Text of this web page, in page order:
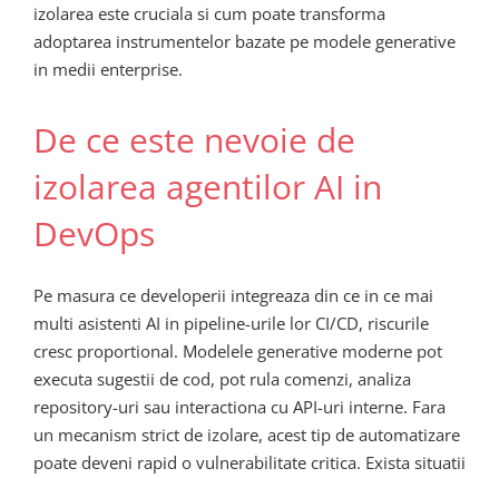
izolarea este cruciala si cum poate transforma
adoptarea instrumentelor bazate pe modele generative
in medii enterprise.
De ce este nevoie de
izolarea agentilor AI in
DevOps
Pe masura ce developerii integreaza din ce in ce mai
multi asistenti AI in pipeline-urile lor CI/CD, riscurile
cresc proportional. Modelele generative moderne pot
executa sugestii de cod, pot rula comenzi, analiza
repository-uri sau interactiona cu API-uri interne. Fara
un mecanism strict de izolare, acest tip de automatizare
poate deveni rapid o vulnerabilitate critica. Exista situatii